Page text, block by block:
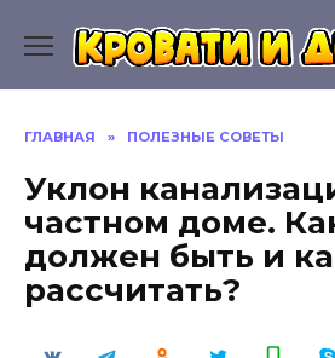
содержанию
ГЛАВНАЯ » ПОЛЕЗНЫЕ СОВЕТЫ
Уклон
частном доме.
должен быть и
рассчитать?